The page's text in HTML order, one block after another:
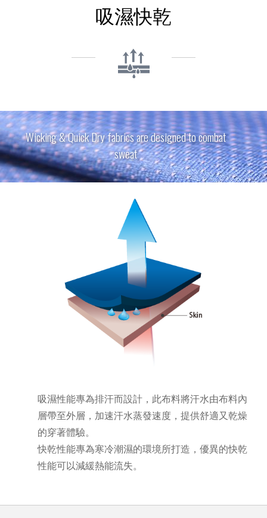
吸濕快乾
Wicking & Quick Dry fabrics are designed to combat
sweat
吸濕性能專為排汗而設計，此布料將汗水由布料內
層帶至外層，加速汗水蒸發速度，提供舒適又乾燥
的穿著體驗。
快乾性能專為寒冷潮濕的環境所打造，優異的快乾
性能可以減緩熱能流失。